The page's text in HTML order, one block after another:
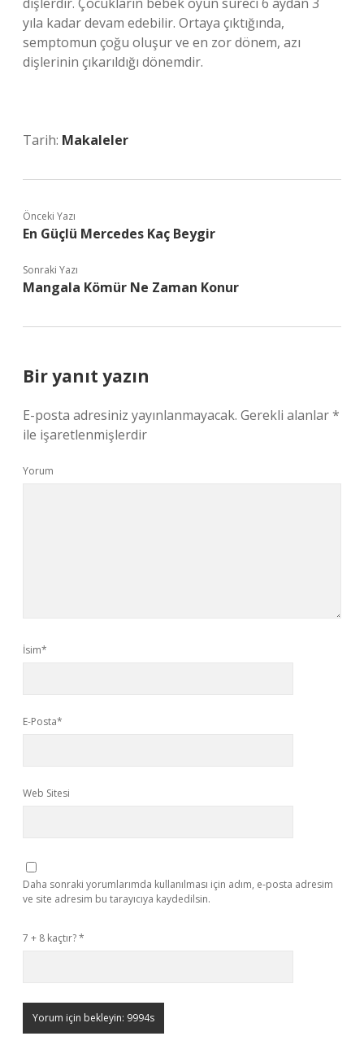
yıla kadar devam edebilir. Ortaya çıktığında,
semptomun çoğu oluşur ve en zor dönem, azı
dişlerinin çıkarıldığı dönemdir.
Tarih: Makaleler
Önceki Yazı
En Güçlü Mercedes Kaç Beygir
Sonraki Yazı
Mangala Kömür Ne Zaman Konur
Bir yanıt yazın
E-posta adresiniz yayınlanmayacak. Gerekli alanlar*
ile işaretlenmişlerdir
Yorum
İsim*
E-Posta*
Web Sitesi
Daha sonraki yorumlarımda kullanılması için adım, e-posta adresim
ve site adresim bu tarayıcıya kaydedilsin.
7 + 8 kaçtır?*